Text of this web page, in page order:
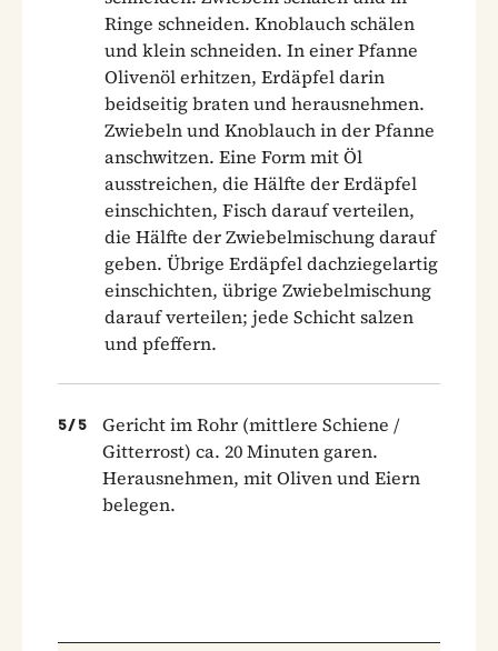
Ringe schneiden. Knoblauch schälen
und klein schneiden. In einer Pfanne
Olivenöl erhitzen, Erdäpfel darin
beidseitig braten und herausnehmen.
Zwiebeln und Knoblauch in der Pfanne
anschwitzen. Eine Form mit Öl
ausstreichen, die Hälfte der Erdäpfel
einschichten, Fisch darauf verteilen,
die Hälfte der Zwiebelmischung darauf
geben. Übrige Erdäpfel dachziegelartig
einschichten, übrige Zwiebelmischung
darauf verteilen; jede Schicht salzen
und pfeffern.
5/ 5
Gericht im Rohr (mittlere Schiene /
Gitterrost) ca. 20 Minuten garen.
Herausnehmen, mit Oliven und Eiern
belegen.